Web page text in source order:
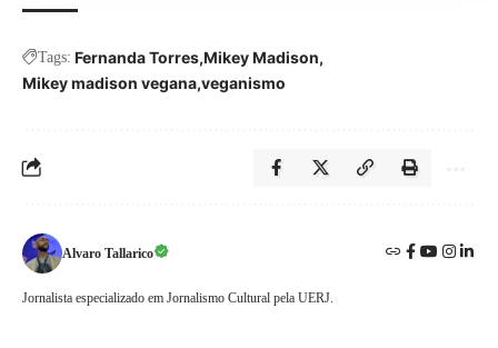
Tags: Fernanda Torres Mikey Madison
Mikey madison vegana veganismo
Alvaro Tallarico
Jornalista especializado em Jornalismo Cultural pela UERJ.